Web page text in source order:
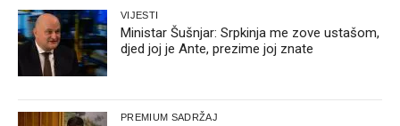
VIJESTI
Ministar Šušnjar: Srpkinja me zove ustašom,
djed joj je Ante, prezime joj znate
PREMIUM SADRŽAJ